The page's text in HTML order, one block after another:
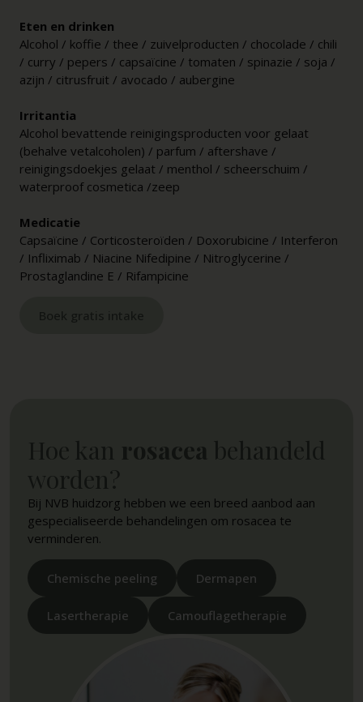
Eten en drinken
Alcohol / koffie / thee / zuivelproducten / chocolade / chili
/ curry / pepers / capsaïcine / tomaten / spinazie / soja /
azijn / citrusfruit / avocado / aubergine
Irritantia
Alcohol bevattende reinigingsproducten voor gelaat
(behalve vetalcoholen) / parfum / aftershave /
reinigingsdoekjes gelaat / menthol / scheerschuim /
waterproof cosmetica /zeep
Medicatie
Capsaïcine / Corticosteroïden / Doxorubicine / Interferon
/ Infliximab / Niacine Nifedipine / Nitroglycerine /
Prostaglandine E / Rifampicine
Bij NVB huidzorg hebben we een breed aanbod aan
gespecialiseerde behandelingen om rosacea te
verminderen.
Chemische peeling Dermapen
Lasertherapie Camouflagetherapie